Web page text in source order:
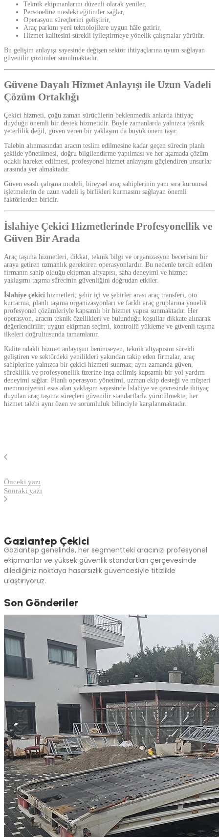
Teknik ekipmanlarını düzenli olarak yeniler,
Personeline mesleki eğitimler sağlar,
Operasyon süreçlerini geliştirir,
Araç parkını yeni teknolojilere uygun hâle getirir,
Hizmet kalitesini sürekli iyileştirmeye yönelik çalışmalar yürütür.
Bu gelişim anlayışı sayesinde değişen sektör ihtiyaçlarına uyum sağlayan
güvenilir çözümler sunulmaktadır.
Güvene Dayalı Hizmet Anlayışı ile Uzun Vadeli
Çözüm Ortaklığı
Çekici hizmeti, çoğu zaman sürücülerin beklenmedik anlarda ihtiyaç
duyduğu önemli bir destek hizmetidir. Böyle zamanlarda yalnızca teknik
yeterlilik değil, güven veren bir yaklaşım da büyük önem taşır.
Talebin alınmasından aracın teslim edilmesine kadar geçen sürecin planlı
şekilde yönetilmesi, doğru bilgilendirme yapılması ve her aşamada çözüm
odaklı hareket edilmesi, profesyonel hizmet anlayışını güçlendiren unsurlar
arasında yer almaktadır.
Güven esaslı çalışma modeli, bireysel araç sahiplerinin yanı sıra kurumsal
işletmelerin de uzun vadeli iş birlikleri kurmasını sağlayan önemli
faktörlerden biridir.
İslahiye Çekici Hizmetlerinde Profesyonellik ve
Güven Bir Arada
Araç taşıma hizmetleri, dikkat, teknik bilgi ve organizasyon becerisini bir
araya getiren uzmanlık gerektiren operasyonlardır. Bu nedenle tercih edilen
firmanın sahip olduğu ekipman altyapısı, saha deneyimi ve hizmet
yaklaşımı taşıma sürecinin güvenliğini doğrudan etkiler.
İslahiye çekici hizmetleri; şehir içi ve şehirler arası araç transferi, oto
kurtarma, planlı taşıma organizasyonları ve farklı araç gruplarına yönelik
profesyonel çözümleriyle kapsamlı bir hizmet yapısı sunmaktadır. Her
operasyon, aracın teknik özellikleri ve bulunduğu koşullar dikkate alınarak
değerlendirilir; uygun ekipman seçimi, kontrollü yükleme ve güvenli taşıma
ilkeleri doğrultusunda tamamlanır.
Kalite odaklı hizmet anlayışını benimseyen, teknik altyapısını sürekli
geliştiren ve sektördeki yenilikleri yakından takip eden firmalar, araç
sahiplerine yalnızca bir çekici hizmeti sunmaz; aynı zamanda güven,
süreklilik ve profesyonellik üzerine inşa edilmiş kapsamlı bir yol yardım
deneyimi sağlar. Planlı operasyon yönetimi, uzman ekip desteği ve müşteri
memnuniyetini esas alan yaklaşım sayesinde İslahiye ve çevresinde ihtiyaç
duyulan araç taşıma süreçleri güvenilir standartlarla yürütülmekte, her
hizmet talebi aynı özen ve sorumluluk bilinciyle karşılanmaktadır.
Önceki yazı
Sonraki yazı
Gaziantep Çekici
Gaziantep genelinde, her segmentteki aracınızı profesyonel
ekipmanlar ve yüksek güvenlik standartları çerçevesinde
dilediğiniz noktaya hasarsızlık güvencesiyle titizlikle
ulaştırıyoruz.
Son Gönderiler